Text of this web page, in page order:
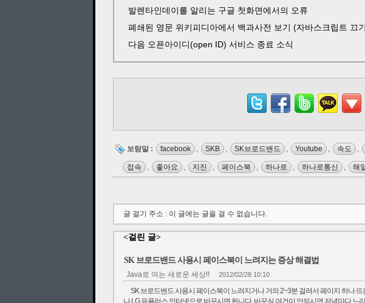
발렌타인데이를 알리는 구글 첫화면에서의 오류
폐쇄된 영문 위키피디아에서 백과사전 보기 (자바스크립트 끄
다음 오픈아이디(open ID) 서비스 종료 소식
보람말 : facebook , SKB , SK브로드밴드 , Youtube , 속도 ,
접속 , 좋아요 , 지진 , 페이스북 , 하나로 , 하나로통신 , 해
글 걸기 주소 : 이 글에는 글을 걸 수 없습니다.
<걸린 글>
SK 브로드밴드 사용시 페이스북이 느려지는 증상 해결법
Java로 여는 새로운 세상!! 2012/02/28 10:10
SK 브로드밴드 사용시 페이스북이 느려지거나 거의 2~3분 걸려서 페이지 하나
나 LG 유플러스 인터넷으로 바꾸시면 됩니다. 바꾸실 여건이 안되시면 저녁마다 느